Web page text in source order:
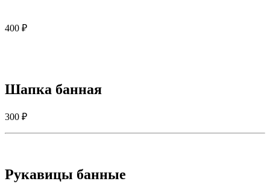
400 ₽
Шапка банная
300 ₽
Рукавицы банные